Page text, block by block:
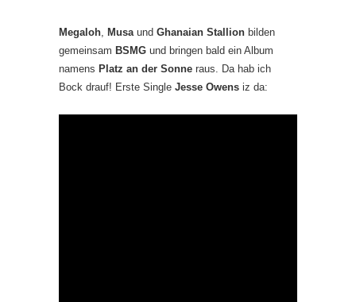
Megaloh, Musaund Ghanaian Stallion bilden
gemeinsam BSMG und bringen bald ein Album
namens Platz an der Sonne raus. Da hab ich
Bock drauf! Erste Single Jesse Owens iz da: